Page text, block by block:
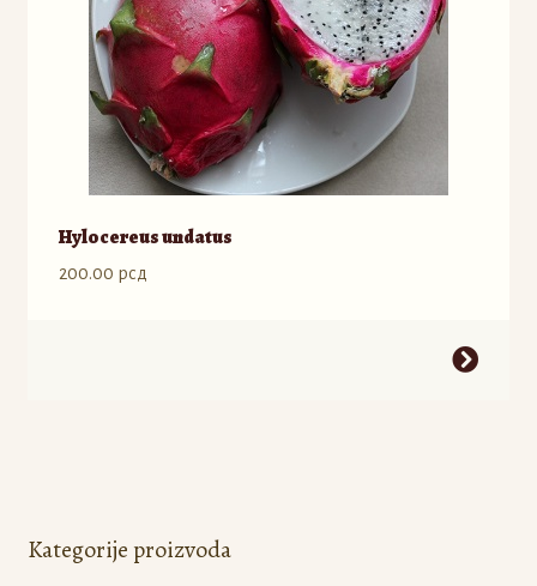
stranici
proizvoda.
Hylocereus undatus
200.00 рсд
mogu
biti
Kategorije proizvoda